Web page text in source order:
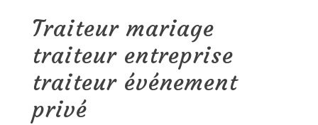
Traiteur mariage
traiteur entreprise
traiteur événement
privé